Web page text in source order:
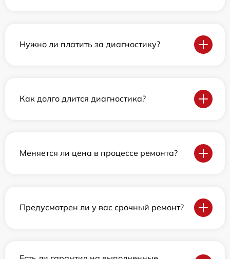
Нужно ли платить за диагностику?
Как долго длится диагностика?
Меняется ли цена в процессе ремонта?
Предусмотрен ли у вас срочный ремонт?